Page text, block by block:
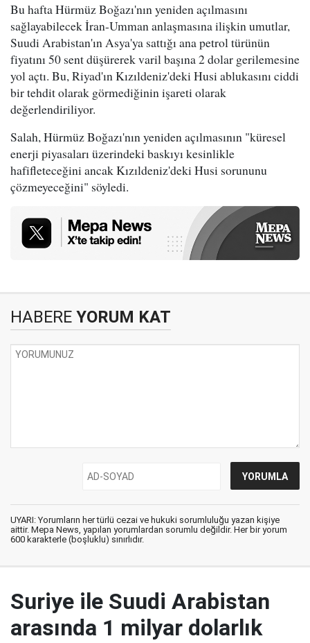
Bu hafta Hürmüz Boğazı'nın yeniden açılmasını
sağlayabilecek İran-Umman anlaşmasına ilişkin umutlar,
Suudi Arabistan'ın Asya'ya sattığı ana petrol türünün
fiyatını 50 sent düşürerek varil başına 2 dolar gerilemesine
yol açtı. Bu, Riyad'ın Kızıldeniz'deki Husi ablukasını ciddi
bir tehdit olarak görmediğinin işareti olarak
değerlendiriliyor.
Salah, Hürmüz Boğazı'nın yeniden açılmasının "küresel
enerji piyasaları üzerindeki baskıyı kesinlikle
hafifleteceğini ancak Kızıldeniz'deki Husi sorununu
çözmeyeceğini" söyledi.
HABERE YORUM KAT
UYARI: Yorumların her türlü cezai ve hukuki sorumluluğu yazan kişiye
aittir. Mepa News, yapılan yorumlardan sorumlu değildir. Her bir yorum
600 karakterle (boşluklu) sınırlıdır.
Suriye ile Suudi Arabistan
arasında 1 milyar dolarlık